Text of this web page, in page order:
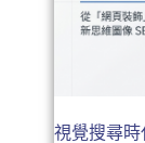
視覺搜尋